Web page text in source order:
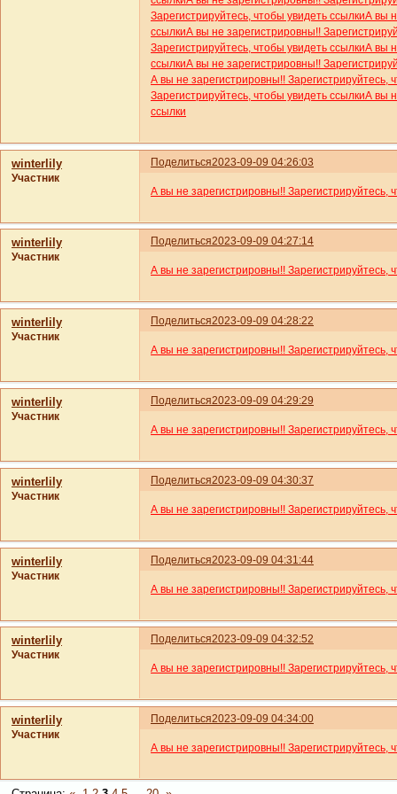
Зарегистрируйтесь, чтобы увидеть ссылкиА вы
ссылкиА вы не зарегистрировны!!
Зарегистрируйтесь, чтобы увидеть ссылкиА вы
ссылкиА вы не зарегистрировны!!
А вы не зарегистрировны!! Зарегистрируйтесь,
Зарегистрируйтесь, чтобы увидеть ссылкиА вы
ссылки
Поделиться2023-09-09 04:26:03
winterlily
Участник
А вы не зарегистрировны!! Зарегистрируйтесь,
Поделиться2023-09-09 04:27:14
winterlily
Участник
А вы не зарегистрировны!! Зарегистрируйтесь,
Поделиться2023-09-09 04:28:22
winterlily
Участник
А вы не зарегистрировны!! Зарегистрируйтесь,
Поделиться2023-09-09 04:29:29
winterlily
Участник
А вы не зарегистрировны!! Зарегистрируйтесь,
Поделиться2023-09-09 04:30:37
winterlily
Участник
А вы не зарегистрировны!! Зарегистрируйтесь,
Поделиться2023-09-09 04:31:44
winterlily
Участник
А вы не зарегистрировны!! Зарегистрируйтесь,
Поделиться2023-09-09 04:32:52
winterlily
Участник
А вы не зарегистрировны!! Зарегистрируйтесь,
Поделиться2023-09-09 04:34:00
winterlily
Участник
А вы не зарегистрировны!! Зарегистрируйтесь,